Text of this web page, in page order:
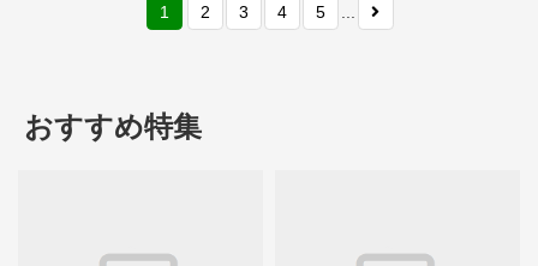
1 2 3 4 5
おすすめ特集